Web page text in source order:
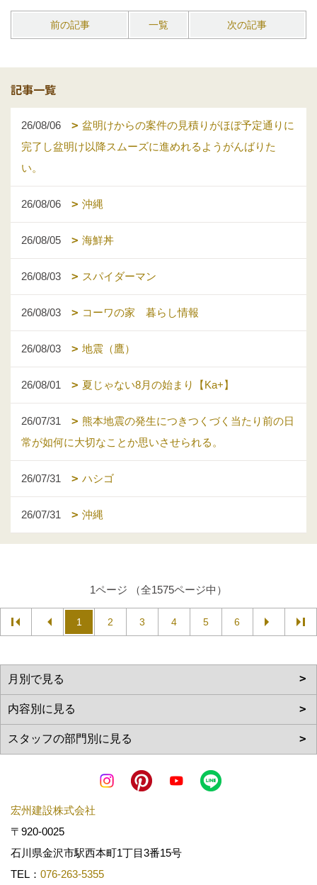
前の記事 一覧 次の記事
記事一覧
26/08/06
盆明けからの案件の見積りがほぼ予定通りに
完了し盆明け以降スムーズに進めれるようがんばりた
い。
26/08/06 沖縄
26/08/05 海鮮丼
26/08/03 スパイダーマン
26/08/03 コーワの家 暮らし情報
26/08/03 地震（鷹）
26/08/01 夏じゃない8月の始まり【Ka+】
26/07/31
熊本地震の発生につきつくづく当たり前の日
常が如何に大切なことか思いさせられる。
26/07/31 ハシゴ
26/07/31 沖縄
1ページ （全1575ページ中）
1 2 3 4 5 6
宏州建設株式会社
〒920-0025
石川県金沢市駅西本町1丁目3番15号
TEL： 076-263-5355